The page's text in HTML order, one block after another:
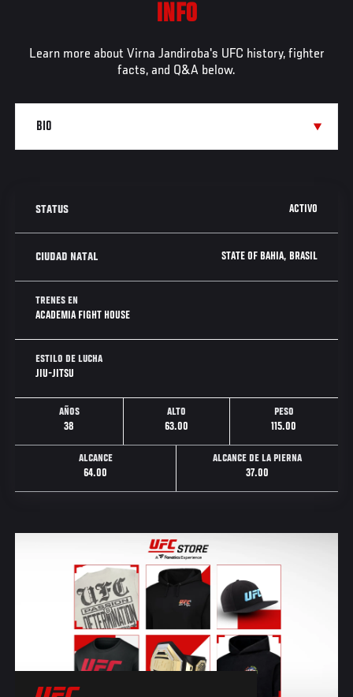
INFO
Learn more about Virna Jandiroba's UFC history, fighter
facts, and Q&A below.
STATUS ACTIVO
CIUDAD NATAL STATE OF BAHIA, BRASIL
TRENES EN
ACADEMIA FIGHT HOUSE
ESTILO DE LUCHA
JIU-JITSU
AÑOS
38
ALTO
63.00
PESO
115.00
ALCANCE
64.00
ALCANCE DE LA PIERNA
37.00